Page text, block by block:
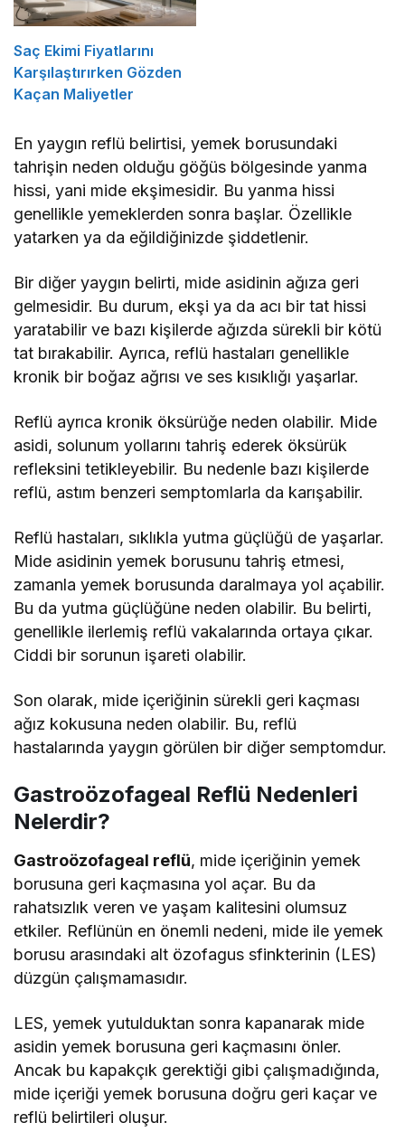
Saç Ekimi Fiyatlarını
Karşılaştırırken Gözden
Kaçan Maliyetler
En yaygın reflü belirtisi, yemek borusundaki
tahrişin neden olduğu göğüs bölgesinde yanma
hissi, yani mide ekşimesidir. Bu yanma hissi
genellikle yemeklerden sonra başlar. Özellikle
yatarken ya da eğildiğinizde şiddetlenir.
Bir diğer yaygın belirti, mide asidinin ağıza geri
gelmesidir. Bu durum, ekşi ya da acı bir tat hissi
yaratabilir ve bazı kişilerde ağızda sürekli bir kötü
tat bırakabilir. Ayrıca, reflü hastaları genellikle
kronik bir boğaz ağrısı ve ses kısıklığı yaşarlar.
Reflü ayrıca kronik öksürüğe neden olabilir. Mide
asidi, solunum yollarını tahriş ederek öksürük
refleksini tetikleyebilir. Bu nedenle bazı kişilerde
reflü, astım benzeri semptomlarla da karışabilir.
Reflü hastaları, sıklıkla yutma güçlüğü de yaşarlar.
Mide asidinin yemek borusunu tahriş etmesi,
zamanla yemek borusunda daralmaya yol açabilir.
Bu da yutma güçlüğüne neden olabilir. Bu belirti,
genellikle ilerlemiş reflü vakalarında ortaya çıkar.
Ciddi bir sorunun işareti olabilir.
Son olarak, mide içeriğinin sürekli geri kaçması
ağız kokusuna neden olabilir. Bu, reflü
hastalarında yaygın görülen bir diğer semptomdur.
Gastroözofageal Reflü Nedenleri
Nelerdir?
Gastroözofageal reflü, mide içeriğinin yemek
borusuna geri kaçmasına yol açar. Bu da
rahatsızlık veren ve yaşam kalitesini olumsuz
etkiler. Reflünün en önemli nedeni, mide ile yemek
borusu arasındaki alt özofagus sfinkterinin (LES)
düzgün çalışmamasıdır.
LES, yemek yutulduktan sonra kapanarak mide
asidin yemek borusuna geri kaçmasını önler.
Ancak bu kapakçık gerektiği gibi çalışmadığında,
mide içeriği yemek borusuna doğru geri kaçar ve
reflü belirtileri oluşur.